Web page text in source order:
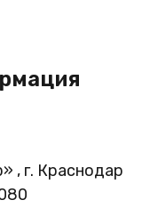
, г. Краснодар